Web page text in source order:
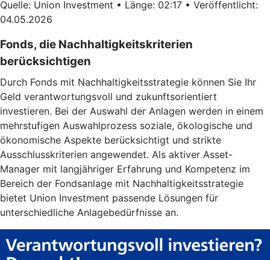
Quelle: Union Investment • Länge: 02:17 • Veröffentlicht:
04.05.2026
Fonds, die Nachhaltigkeitskriterien
berücksichtigen
Durch Fonds mit Nachhaltigkeitsstrategie können Sie Ihr
Geld verantwortungsvoll und zukunftsorientiert
investieren. Bei der Auswahl der Anlagen werden in einem
mehrstufigen Auswahlprozess soziale, ökologische und
ökonomische Aspekte berücksichtigt und strikte
Ausschlusskriterien angewendet. Als aktiver Asset-
Manager mit langjähriger Erfahrung und Kompetenz im
Bereich der Fondsanlage mit Nachhaltigkeitsstrategie
bietet Union Investment passende Lösungen für
unterschiedliche Anlagebedürfnisse an.